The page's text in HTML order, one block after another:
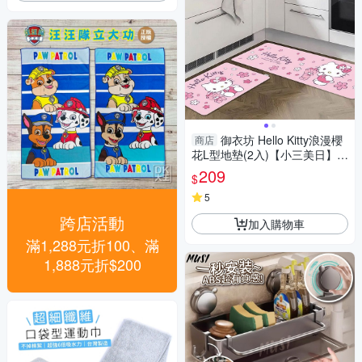
跨店活動
滿1,288元折100、滿
1,888元折$200
商店 御衣坊 Hello Kitty浪漫櫻
花L型地墊(2入)【小三美日】 D
S021569
$209
5
加入購物車